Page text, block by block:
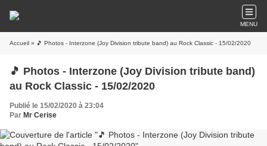
MENU
Accueil » 🎵 Photos - Interzone (Joy Division tribute band) au Rock Classic - 15/02/2020
🎵 Photos - Interzone (Joy Division tribute band)
au Rock Classic - 15/02/2020
Publié le 15/02/2020 à 23:04
Par Mr Cerise